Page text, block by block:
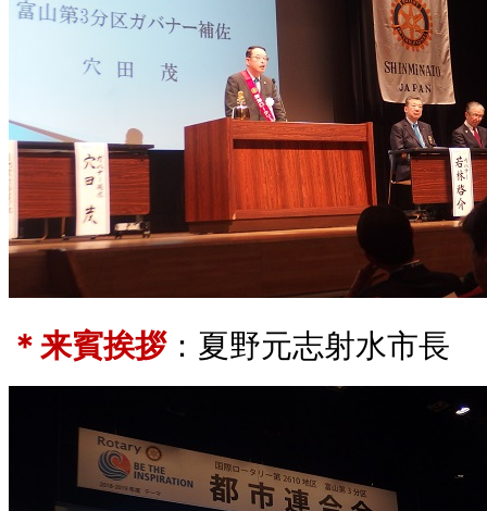
＊来賓挨拶：夏野元志射水市長